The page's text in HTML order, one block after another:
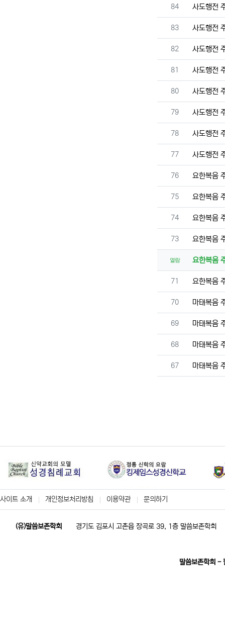
번호
84 사도행전
번호
83 사도행전
번호
82 사도행전
번호
81 사도행전
번호
80 사도행전
번호
79 사도행전
번호
78 사도행전
번호
77 사도행전
번호
76 요한복음
번호
75 요한복음
번호
74 요한복음
번호
73 요한복음
열람 요한복음
번호
71 요한복음
번호
70 마태복음
번호
69 마태복음
번호
68 마태복음
번호
67 마태복음
사이트 소개 개인정보처리방침 이용약관 문의하기
(유)말씀보존학회 경기도 김포시 고촌읍 장곡로 39, 1층 말씀보존학회
말씀보존학회 -